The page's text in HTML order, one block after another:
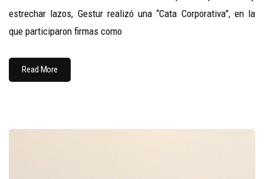
estrechar lazos, Gestur realizó una “Cata Corporativa”, en la
que participaron firmas como
Read More